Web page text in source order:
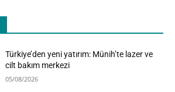
Türkiye’den yeni yatırım: Münih’te lazer ve
cilt bakım merkezi
05/08/2026